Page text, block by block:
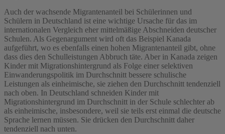
Auch der wachsende Migrantenanteil bei Schülerinnen und
Schülern in Deutschland ist eine wichtige Ursache für das im
internationalen Vergleich eher mittelmäßige Abschneiden deutscher
Schulen. Als Gegenargument wird oft das Beispiel Kanada
aufgeführt, wo es ebenfalls einen hohen Migrantenanteil gibt, ohne
dass dies den Schulleistungen Abbruch täte. Aber in Kanada zeigen
Kinder mit Migrationshintergrund als Folge einer selektiven
Einwanderungspolitik im Durchschnitt bessere schulische
Leistungen als einheimische, sie ziehen den Durchschnitt tendenziell
nach oben. In Deutschland schneiden Kinder mit
Migrationshintergrund im Durchschnitt in der Schule schlechter ab
als einheimische, insbesondere, weil sie teils erst einmal die deutsche
Sprache lernen müssen. Sie drücken den Durchschnitt daher
tendenziell nach unten.